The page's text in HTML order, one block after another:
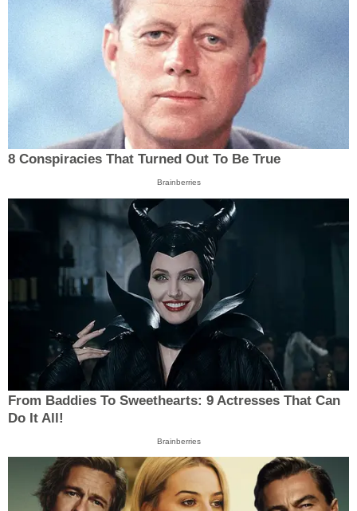
8 Conspiracies That Turned Out To Be True
Brainberries
From Baddies To Sweethearts: 9 Actresses That Can
Do It All!
Brainberries